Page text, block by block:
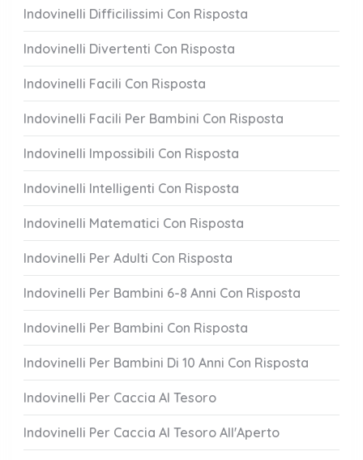
Indovinelli Difficilissimi Con Risposta
Indovinelli Divertenti Con Risposta
Indovinelli Facili Con Risposta
Indovinelli Facili Per Bambini Con Risposta
Indovinelli Impossibili Con Risposta
Indovinelli Intelligenti Con Risposta
Indovinelli Matematici Con Risposta
Indovinelli Per Adulti Con Risposta
Indovinelli Per Bambini 6-8 Anni Con Risposta
Indovinelli Per Bambini Con Risposta
Indovinelli Per Bambini Di 10 Anni Con Risposta
Indovinelli Per Caccia Al Tesoro
Indovinelli Per Caccia Al Tesoro All'Aperto